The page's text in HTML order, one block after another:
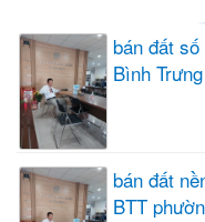
bán đất
Bình
bán đất
BTT